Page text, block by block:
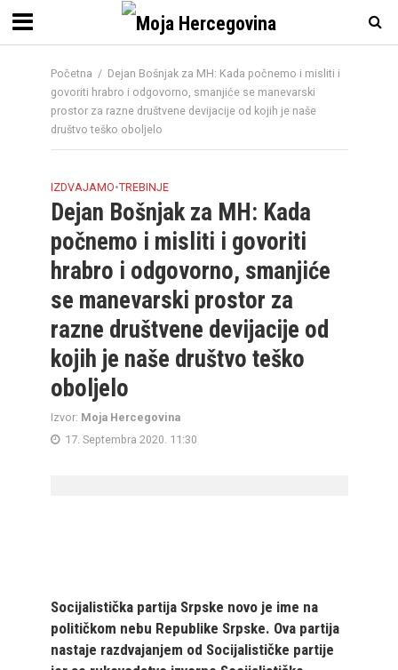
Početna / Dejan Bošnjak za MH: Kada počnemo i misliti i
govoriti hrabro i odgovorno, smanjiće se manevarski
prostor za razne društvene devijacije od kojih je naše
društvo teško oboljelo
IZDVAJAMO•TREBINJE
Dejan Bošnjak za MH: Kada
počnemo i misliti i govoriti
hrabro i odgovorno, smanjiće
se manevarski prostor za
razne društvene devijacije od
kojih je naše društvo teško
oboljelo
Izvor: Moja Hercegovina
17. Septembra 2020. 11:30
Socijalistička partija Srpske novo je ime na
političkom nebu Republike Srpske. Ova partija
nastaje razdvajanjem od Socijalističke partije